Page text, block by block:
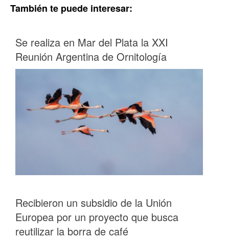
También te puede interesar:
Se realiza en Mar del Plata la XXI
Reunión Argentina de Ornitología
Recibieron un subsidio de la Unión
Europea por un proyecto que busca
reutilizar la borra de café